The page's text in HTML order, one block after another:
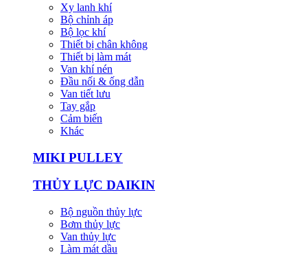
Xy lanh khí
Bộ chỉnh áp
Bộ lọc khí
Thiết bị chân không
Thiết bị làm mát
Van khí nén
Đầu nối & ống dẫn
Van tiết lưu
Tay gắp
Cảm biến
Khác
MIKI PULLEY
THỦY LỰC DAIKIN
Bộ nguồn thủy lực
Bơm thủy lực
Van thủy lực
Làm mát dầu